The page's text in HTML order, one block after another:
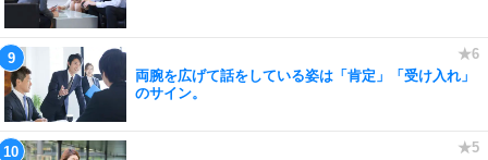
両腕を広げて話をしている姿は「肯定」「受け入れ」
のサイン。